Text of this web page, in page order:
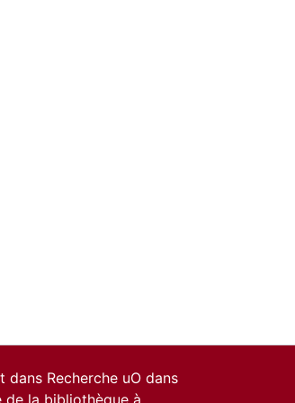
Recherche uO dans
de la bibliothèque à